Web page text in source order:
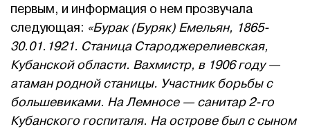
первым, и информация о нем прозвучала
следующая: «Бурак (Буряк) Емельян, 1865-
30.01.1921. Станица Староджерелиевская,
Кубанской области. Вахмистр, в 1906 году —
атаман родной станицы. Участник борьбы с
большевиками. На Лемносе — санитар 2-го
Кубанского госпиталя. На острове был с сыном